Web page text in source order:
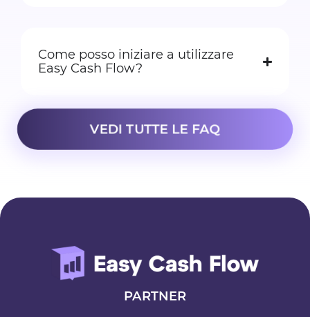
Come posso iniziare a utilizzare
Easy Cash Flow?
VEDI TUTTE LE FAQ
PARTNER